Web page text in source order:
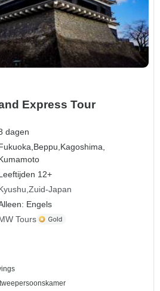
Express Tour
dagen
Beppu, Kagoshima,
12+
Zuid-Japan
Engels
Tours